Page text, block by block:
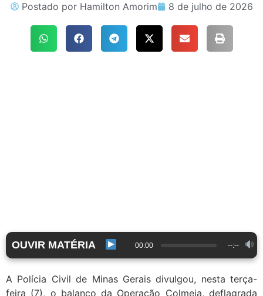
Postado por Hamilton Amorim 8 de julho de 2026
OUVIR MATÉRIA 00:00 --:--
A Polícia Civil de Minas Gerais divulgou, nesta terça-
feira (7), o balanço da Operação Colmeia, deflagrada